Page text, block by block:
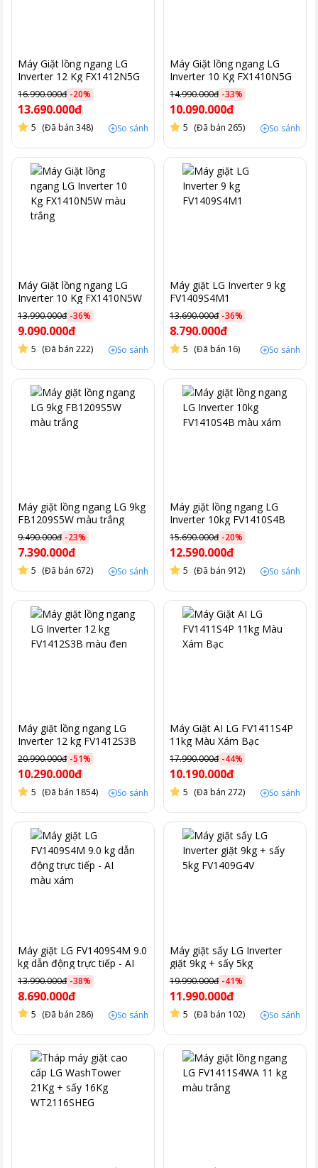
Máy Giặt lồng ngang LG
Inverter 12 Kg FX1412N5G
màu than ánh kim
16.990.000đ -20%
13.690.000đ
5 (Đã bán 348) So sánh
Máy Giặt lồng ngang LG
Inverter 10 Kg FX1410N5G
màu than ánh kim
14.990.000đ -33%
10.090.000đ
5 (Đã bán 265) So sánh
Máy Giặt lồng ngang LG
Inverter 10 Kg FX1410N5W
màu trắng
13.990.000đ -36%
9.090.000đ
5 (Đã bán 222) So sánh
Máy giặt LG Inverter 9 kg
FV1409S4M1
13.690.000đ -36%
8.790.000đ
5 (Đã bán 16) So sánh
Máy giặt lồng ngang LG 9kg
FB1209S5W màu trắng
9.490.000đ -23%
7.390.000đ
5 (Đã bán 672) So sánh
Máy giặt lồng ngang LG
Inverter 10kg FV1410S4B
màu xám
15.690.000đ -20%
12.590.000đ
5 (Đã bán 912) So sánh
Máy giặt lồng ngang LG
Inverter 12 kg FV1412S3B
màu đen
20.990.000đ -51%
10.290.000đ
5 (Đã bán 1854) So sánh
Máy Giặt AI LG FV1411S4P
11kg Màu Xám Bạc
17.990.000đ -44%
10.190.000đ
5 (Đã bán 272) So sánh
Máy giặt LG FV1409S4M 9.0
kg dẫn động trực tiếp - AI
màu xám
13.990.000đ -38%
8.690.000đ
5 (Đã bán 286) So sánh
Máy giặt sấy LG Inverter
giặt 9kg + sấy 5kg
FV1409G4V
19.990.000đ -41%
11.990.000đ
5 (Đã bán 102) So sánh